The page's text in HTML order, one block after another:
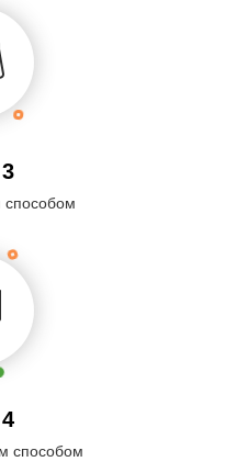
способом
способом